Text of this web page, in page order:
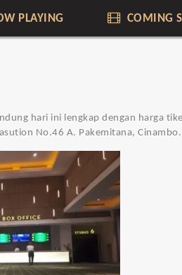
PLAYING COMING
hari ini lengkap dengan harga
No.46 A. Pakemitana,